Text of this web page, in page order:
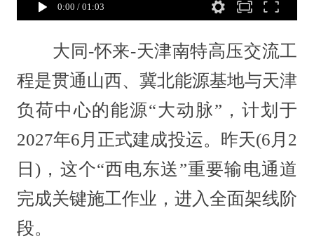
0:00 / 01:03
大同-怀来-天津南特高压交流工
程是贯通山西、冀北能源基地与天津
负荷中心的能源“大动脉”，计划于
2027年6月正式建成投运。昨天(6月2
日)，这个“西电东送”重要输电通道
完成关键施工作业，进入全面架线阶
段。